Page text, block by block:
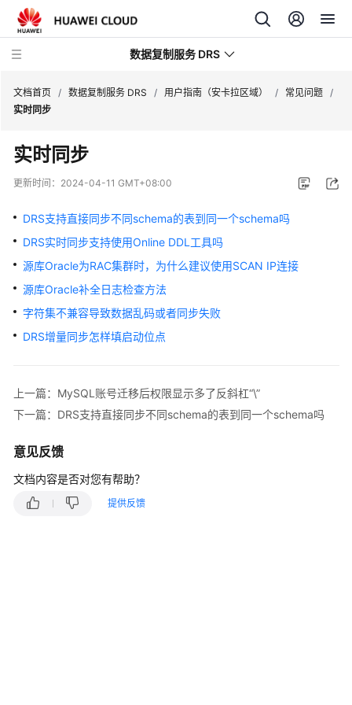
数据复制服务 DRS
新
动
品
介
绍
计
费
快
速
门
用
户
文档首页 / 数据复制服务 DRS / 用户指南（安卡拉区域） / 常见问题 /
实时同步
实时同步
更新时间： 2024-04-11 GMT+08:00
DRS支持直接同步不同schema的表到同一个schema吗
DRS实时同步支持使用Online DDL工具吗
源库Oracle为RAC集群时，为什么建议使用SCAN IP连接
源库Oracle补全日志检查方法
字符集不兼容导致数据乱码或者同步失败
DRS增量同步怎样填启动位点
上一篇：MySQL账号迁移后权限显示多了反斜杠“\”
下一篇：DRS支持直接同步不同schema的表到同一个schema吗
意见反馈
文档内容是否对您有帮助？
提供反馈